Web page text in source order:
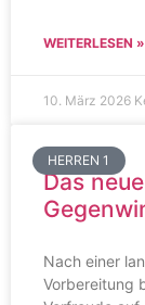
WEITERLESEN »
10. März 2026
HERREN 1
Das
Nach einer
Vorbereitung